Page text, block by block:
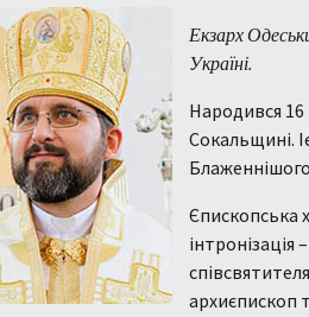
Екзарх
Україні.
Народився 16
Сокальщині.
Єпископська
архиєпископ